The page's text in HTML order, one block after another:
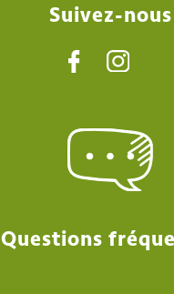
Suivez-nous
Questions